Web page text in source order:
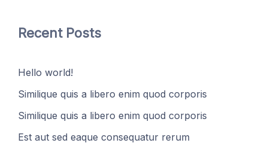
Recent Posts
Hello world!
Similique quis a libero enim quod corporis
Similique quis a libero enim quod corporis
Est aut sed eaque consequatur rerum